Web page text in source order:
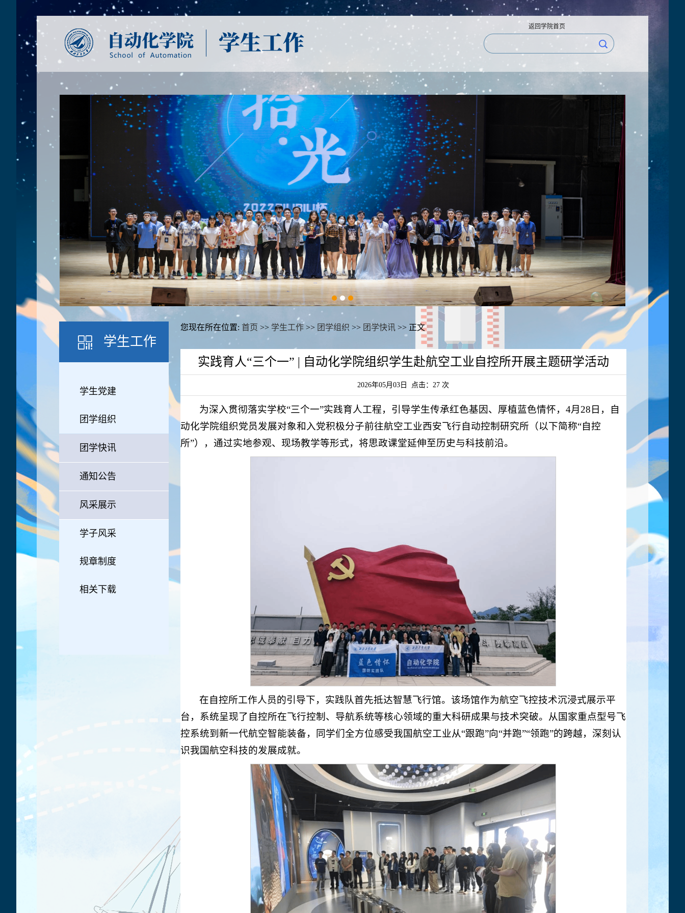
返回学院首页
学生工作
学生党建
团学组织
团学快讯
通知公告
风采展示
学子风采
规章制度
相关下载
您现在所在位置: 首页 >> 学生工作>> 团学组织 >> 团学快讯>> 正文
实践育人“三个一” | 自动化学院组织学生赴航空工业自控所开展主题研学活动
2026年05月03日 点击： 27 次
为深入贯彻落实学校“三个一”实践育人工程，引导学生传承红色基因、厚植蓝色情怀，4月28日，自
动化学院组织党员发展对象和入党积极分子前往航空工业西安飞行自动控制研究所（以下简称“自控
所”），通过实地参观、现场教学等形式，将思政课堂延伸至历史与科技前沿。
在自控所工作人员的引导下，实践队首先抵达智慧飞行馆。该场馆作为航空飞控技术沉浸式展示平
台，系统呈现了自控所在飞行控制、导航系统等核心领域的重大科研成果与技术突破。从国家重点型号飞
控系统到新一代航空智能装备，同学们全方位感受我国航空工业从“跟跑”向“并跑”“领跑”的跨越，深刻认
识我国航空科技的发展成就。